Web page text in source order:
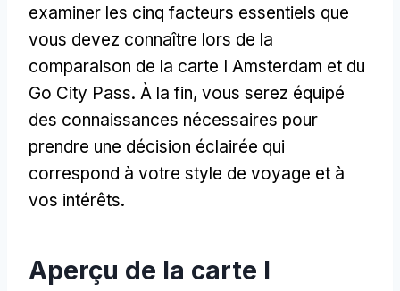
examiner les cinq facteurs essentiels que
vous devez connaître lors de la
comparaison de la carte I Amsterdam et du
Go City Pass. À la fin, vous serez équipé
des connaissances nécessaires pour
prendre une décision éclairée qui
correspond à votre style de voyage et à
vos intérêts.
Aperçu de la carte I